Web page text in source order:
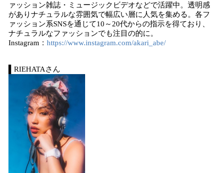
ァッション雑誌・ミュージックビデオなどで活躍中。透明感
がありナチュラルな雰囲気で幅広い層に人気を集める。各フ
ァッション系SNSを通じて10～20代からの指示を得ており、
ナチュラルなファッションでも注目の的に。
Instagram： https://www.instagram.com/akari_abe/
▌RIEHATAさん